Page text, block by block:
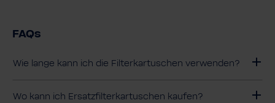
FAQs
Wie lange kann ich die Filterkartuschen verwenden?
Wo kann ich Ersatzfilterkartuschen kaufen?